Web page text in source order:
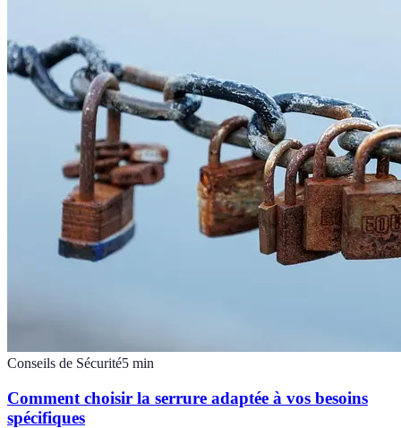
Conseils de Sécurité5 min
Comment choisir la serrure adaptée à vos besoins
spécifiques